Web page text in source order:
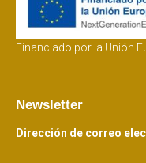
Financiado por la Unión
Newsletter
Dirección de correo